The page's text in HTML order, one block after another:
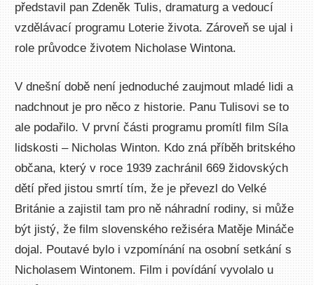
představil pan Zdeněk Tulis, dramaturg a vedoucí
vzdělávací programu Loterie života. Zároveň se ujal i
role průvodce životem Nicholase Wintona.
V dnešní době není jednoduché zaujmout mladé lidi a
nadchnout je pro něco z historie. Panu Tulisovi se to
ale podařilo. V první části programu promítl film Síla
lidskosti – Nicholas Winton. Kdo zná příběh britského
občana, který v roce 1939 zachránil 669 židovských
dětí před jistou smrtí tím, že je převezl do Velké
Británie a zajistil tam pro ně náhradní rodiny, si může
být jistý, že film slovenského režiséra Matěje Mináče
dojal. Poutavé bylo i vzpomínání na osobní setkání s
Nicholasem Wintonem. Film i povídání vyvolalo u